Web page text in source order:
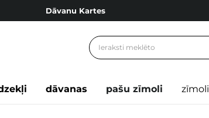
Dāvanu Kartes
Bezmaskas piegāde no 49,00 €
dāvanas pašu zīmoli zīmoli